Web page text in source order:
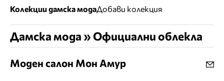
Колекции дамска модаДобави колекция
Дамска мода » Официални облекла
Моден салон Мон Амур